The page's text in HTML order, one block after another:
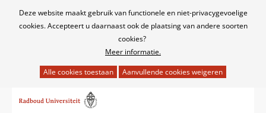
Cookies
Deze website maakt gebruik van functionele en niet-privacygevoelige
cookies. Accepteert u daarnaast ook de plaatsing van andere soorten
cookies?
Meer informatie.
het
naar